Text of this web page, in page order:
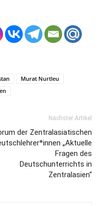
Murat Nurtleu
Nächster Artikel
der Zentralasiatischen
„Aktuelle
Fragen des
Deutschunterrichts in
Zentralasien“